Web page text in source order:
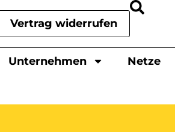
Vertrag widerrufen
Unternehmen Netze